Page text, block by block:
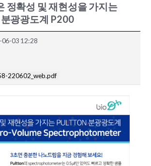
정확성 및 재현성을 가지는
광광도계 P200
06-03 12:28
220602_web.pdf